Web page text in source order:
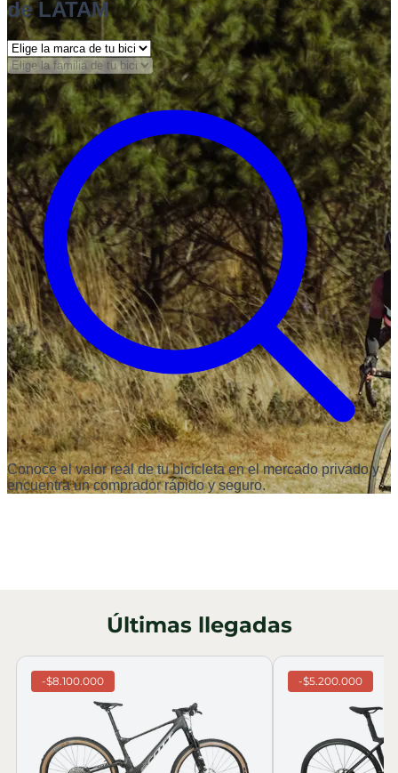
Últimas llegadas
-$8.100.000 -$5.200.000